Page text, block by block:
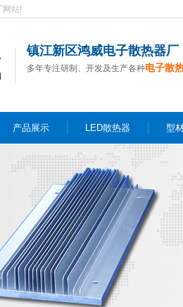
网站!
镇江新区鸿威电子散热器厂
多年专注研制、开发及生产各种电子散
产品展示 LED散热器 型